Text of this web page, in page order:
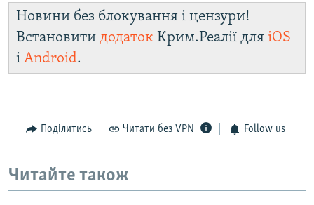
Новини без блокування і цензури!
Встановити додаток Крим.Реалії для iOS
і Android.
Поділитись Читати без VPN Follow us
Читайте також